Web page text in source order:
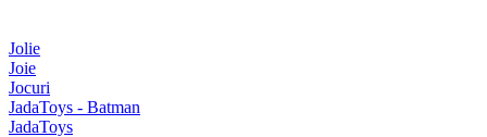
Jolie
Joie
Jocuri
JadaToys - Batman
JadaToys